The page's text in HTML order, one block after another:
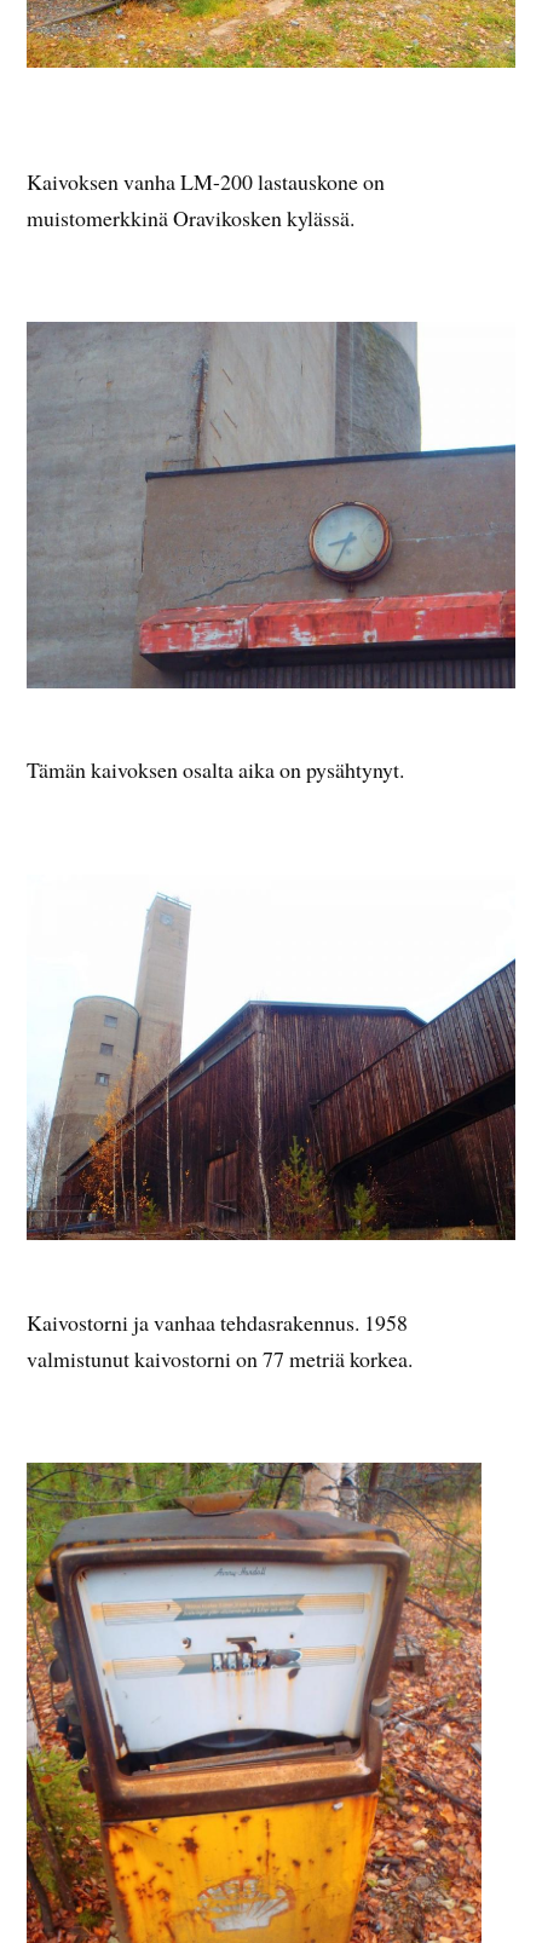
Kaivoksen vanha LM-200 lastauskone on
muistomerkkinä Oravikosken kylässä.
Tämän kaivoksen osalta aika on pysähtynyt.
Kaivostorni ja vanhaa tehdasrakennus. 1958
valmistunut kaivostorni on 77 metriä korkea.